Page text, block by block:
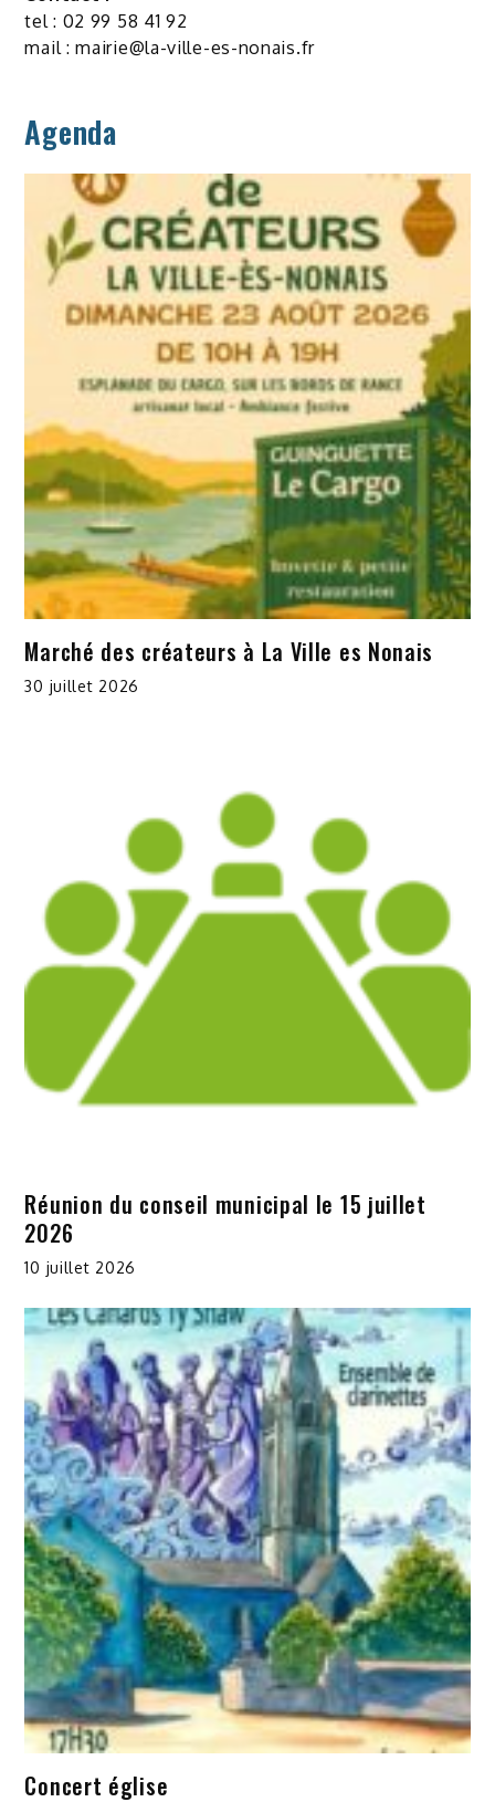
tel : 02 99 58 41 92
mail :mairie@la-ville-es-nonais.fr
Agenda
Marché des créateurs à La Ville es Nonais
30 juillet 2026
Réunion du conseil municipal le 15 juillet
2026
10 juillet 2026
Concert église